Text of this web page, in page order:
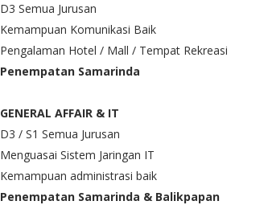
D3 Semua Jurusan
Kemampuan Komunikasi Baik
Pengalaman Hotel / Mall / Tempat Rekreasi
Penempatan Samarinda
GENERAL AFFAIR & IT
D3 / S1 Semua Jurusan
Menguasai Sistem Jaringan IT
Kemampuan administrasi baik
Penempatan Samarinda & Balikpapan